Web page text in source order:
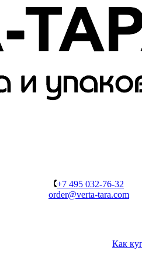
+7 495 032-76-32
order@verta-tara.com
Как